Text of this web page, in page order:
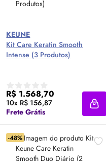
KEUNE
Kit Care Keratin Smooth
Intense (3 Produtos)
R$ 1.568,70
10x R$ 156,87
Frete Grátis
-48%